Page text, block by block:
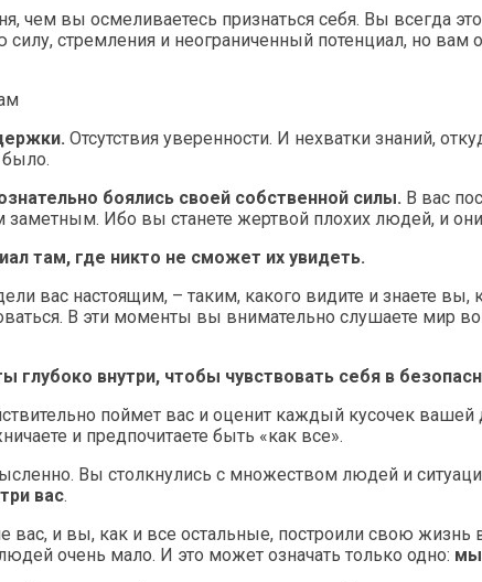
чем вы осмеливаетесь признаться себя. Вы всегда
стремления и неограниченный потенциал, но вам
Отсутствия уверенности. И нехватки знаний,
было.
боялись своей собственной силы. В вас
Ибо вы станете жертвой плохих людей, и
там, где никто не сможет их увидеть.
вас настоящим, – таким, какого видите и знаете
В эти моменты вы внимательно слушаете мир
глубоко внутри, чтобы чувствовать себя в
поймет вас и оценит каждый кусочек
и предпочитаете быть «как все».
Вы столкнулись с множеством людей и
вас.
вас, и вы, как и все остальные, построили свою
очень мало. И это может означать только одно: мы